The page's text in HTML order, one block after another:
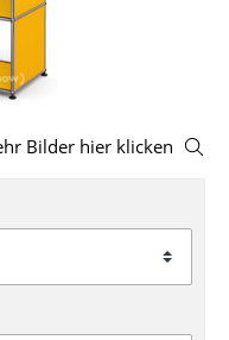
Bilder hier klicken